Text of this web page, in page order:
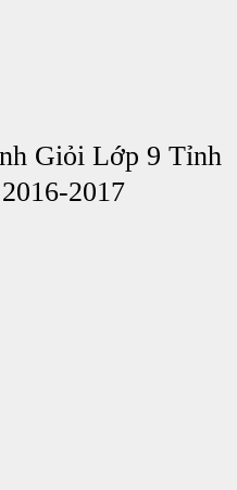
Giỏi Lớp 9 Tỉnh
2017